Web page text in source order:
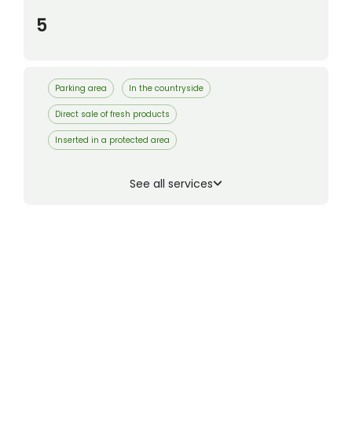
5
Parking area In the countryside
Direct sale of fresh products
Inserted in a protected area
See all services